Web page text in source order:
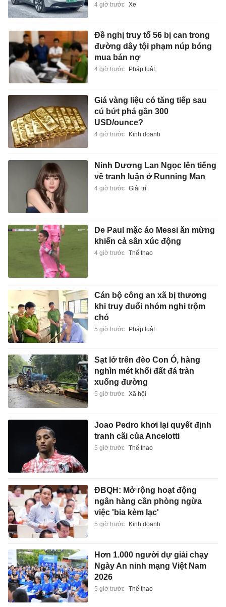
4 giờ trước Xe
Đề nghị truy tố 56 bị can trong
đường dây tội phạm núp bóng
mua bán nợ
4 giờ trước Pháp luật
Giá vàng liệu có tăng tiếp sau
cú bứt phá gần 300
USD/ounce?
4 giờ trước Kinh doanh
Ninh Dương Lan Ngọc lên tiếng
về tranh luận ở Running Man
4 giờ trước Giải trí
De Paul mặc áo Messi ăn mừng
khiến cả sân xúc động
4 giờ trước Thể thao
Cán bộ công an xã bị thương
khi truy đuổi nhóm nghi trộm
chó
5 giờ trước Pháp luật
Sạt lở trên đèo Con Ó, hàng
nghìn mét khối đất đá tràn
xuống đường
5 giờ trước Xã hội
Joao Pedro khơi lại quyết định
tranh cãi của Ancelotti
5 giờ trước Thể thao
ĐBQH: Mở rộng hoạt động
ngân hàng cần phòng ngừa
việc 'bia kèm lạc'
5 giờ trước Kinh doanh
Hơn 1.000 người dự giải chạy
Ngày An ninh mạng Việt Nam
2026
5 giờ trước Thể thao